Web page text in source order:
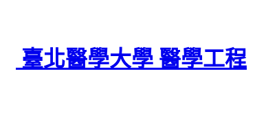
臺北醫學大學 醫學工程